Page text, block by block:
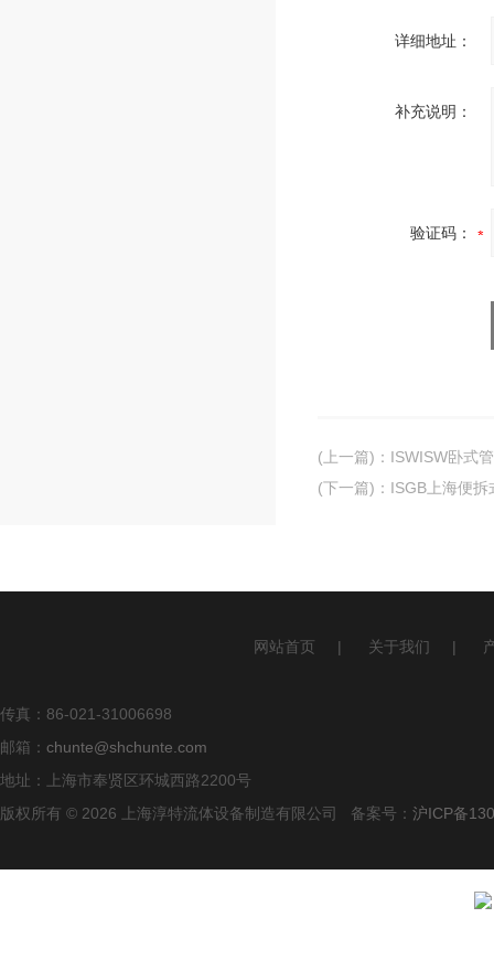
详细地址：
补充说明：
验证码：
(上一篇) ： ISWISW卧式
(下一篇) ： ISGB上海便
网站首页 | 关于我们 |
传真：86-021-31006698
邮箱： chunte@shchunte.com
地址：上海市奉贤区环城西路2200号
版权所有 © 2026 上海淳特流体设备制造有限公司 备案号： 沪ICP备